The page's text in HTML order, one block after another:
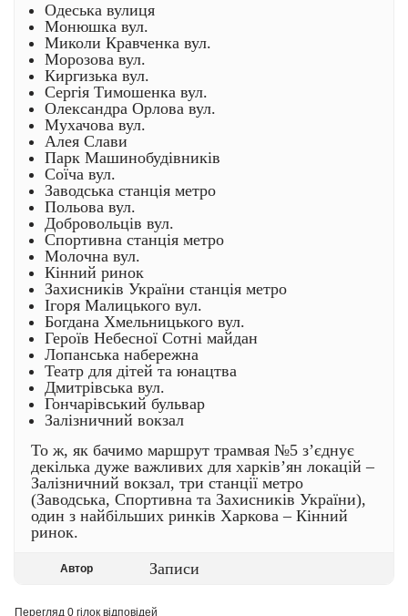
Одеська вулиця
Монюшка вул.
Миколи Кравченка вул.
Морозова вул.
Киргизька вул.
Сергія Тимошенка вул.
Олександра Орлова вул.
Мухачова вул.
Алея Слави
Парк Машинобудівників
Соїча вул.
Заводська станція метро
Польова вул.
Добровольців вул.
Спортивна станція метро
Молочна вул.
Кінний ринок
Захисників України станція метро
Ігоря Малицького вул.
Богдана Хмельницького вул.
Героїв Небесної Сотні майдан
Лопанська набережна
Театр для дітей та юнацтва
Дмитрівська вул.
Гончарівський бульвар
Залізничний вокзал
То ж, як бачимо маршрут трамвая №5 з’єднує
декілька дуже важливих для харків’ян локацій –
Залізничний вокзал, три станції метро
(Заводська, Спортивна та Захисників України),
один з найбільших ринків Харкова – Кінний
ринок.
Автор Записи
Перегляд 0 гілок відповідей